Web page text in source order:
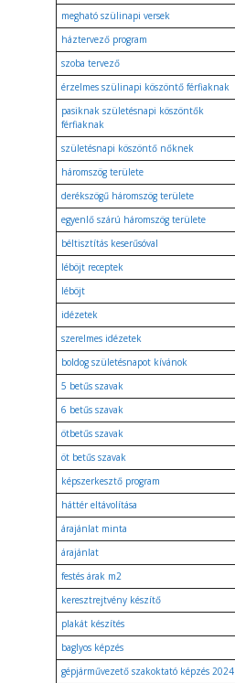
megható szülinapi versek
háztervező program
szoba tervező
érzelmes szülinapi köszöntő férfiaknak
pasiknak születésnapi köszöntők
férfiaknak
születésnapi köszöntő nőknek
háromszög területe
derékszögű háromszög területe
egyenlő szárú háromszög területe
béltisztítás keserűsóval
léböjt receptek
léböjt
idézetek
szerelmes idézetek
boldog születésnapot kívánok
5 betűs szavak
6 betűs szavak
ötbetűs szavak
öt betűs szavak
képszerkesztő program
háttér eltávolítása
árajánlat minta
árajánlat
festés árak m2
keresztrejtvény készítő
plakát készítés
baglyos képzés
gépjárművezető szakoktató képzés 2024